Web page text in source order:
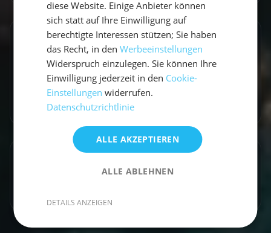
Entdecke ähnliche Törns
Finde deinen perfekten Segeltörn
Törns ansehen
diese Website. Einige Anbieter können
sich statt auf Ihre Einwilligung auf
berechtigte Interessen stützen; Sie haben
das Recht, in denWerbeeinstellungen
Widerspruch einzulegen. Sie können Ihre
Einwilligung jederzeit in den Cookie-
Einstellungen widerrufen.
Datenschutzrichtlinie
ALLE AKZEPTIEREN
ALLE ABLEHNEN
DETAILS ANZEIGEN